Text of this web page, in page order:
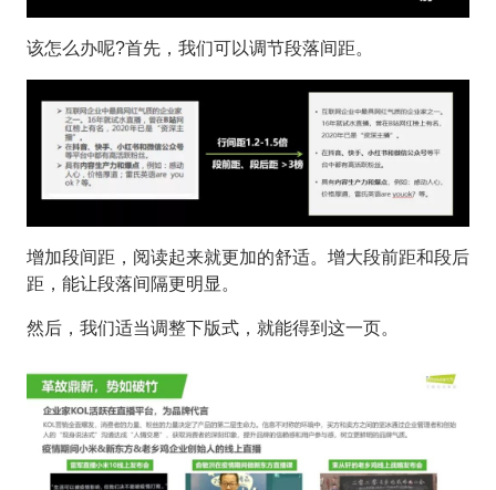
该怎么办呢?首先，我们可以调节段落间距。
增加段间距，阅读起来就更加的舒适。增大段前距和段后
距，能让段落间隔更明显。
然后，我们适当调整下版式，就能得到这一页。